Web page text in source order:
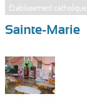
Vous
êtes
ici
Etablissement catholique
Sainte-Marie